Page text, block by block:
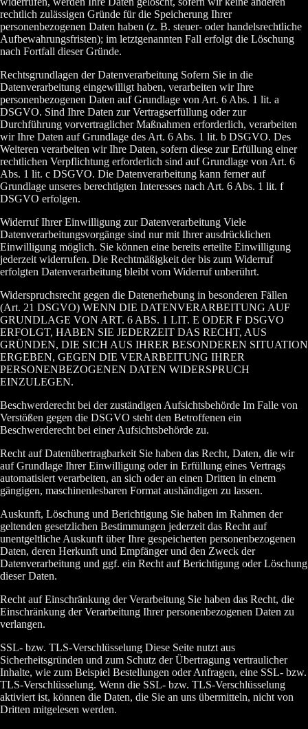
rechtlich zulässigen Gründe für die Speicherung Ihrer
personenbezogenen Daten haben (z. B. steuer- oder handelsrechtliche
Aufbewahrungsfristen); im letztgenannten Fall erfolgt die Löschung
nach Fortfall dieser Gründe.
Rechtsgrundlagen der Datenverarbeitung Sofern Sie in die
Datenverarbeitung eingewilligt haben, verarbeiten wir Ihre
personenbezogenen Daten auf Grundlage von Art. 6 Abs. 1 lit. a
DSGVO. Sind Ihre Daten zur Vertragserfüllung oder zur
Durchführung vorvertraglicher Maßnahmen erforderlich, verarbeiten
wir Ihre Daten auf Grundlage des Art. 6 Abs. 1 lit. b DSGVO. Des
Weiteren verarbeiten wir Ihre Daten, sofern diese zur Erfüllung einer
rechtlichen Verpflichtung erforderlich sind auf Grundlage von Art. 6
Abs. 1 lit. c DSGVO. Die Datenverarbeitung kann ferner auf
Grundlage unseres berechtigten Interesses nach Art. 6 Abs. 1 lit. f
DSGVO erfolgen.
Widerruf Ihrer Einwilligung zur Datenverarbeitung Viele
Datenverarbeitungsvorgänge sind nur mit Ihrer ausdrücklichen
Einwilligung möglich. Sie können eine bereits erteilte Einwilligung
jederzeit widerrufen. Die Rechtmäßigkeit der bis zum Widerruf
erfolgten Datenverarbeitung bleibt vom Widerruf unberührt.
Widerspruchsrecht gegen die Datenerhebung in besonderen Fällen
(Art. 21 DSGVO) WENN DIE DATENVERARBEITUNG AUF
GRUNDLAGE VON ART. 6 ABS. 1 LIT. E ODER F DSGVO
ERFOLGT, HABEN SIE JEDERZEIT DAS RECHT, AUS
GRÜNDEN, DIE SICH AUS IHRER BESONDEREN SITUATION
ERGEBEN, GEGEN DIE VERARBEITUNG IHRER
PERSONENBEZOGENEN DATEN WIDERSPRUCH
EINZULEGEN.
Beschwerderecht bei der zuständigen Aufsichtsbehörde Im Falle von
Verstößen gegen die DSGVO steht den Betroffenen ein
Beschwerderecht bei einer Aufsichtsbehörde zu.
Recht auf Datenübertragbarkeit Sie haben das Recht, Daten, die wir
auf Grundlage Ihrer Einwilligung oder in Erfüllung eines Vertrags
automatisiert verarbeiten, an sich oder an einen Dritten in einem
gängigen, maschinenlesbaren Format aushändigen zu lassen.
Auskunft, Löschung und Berichtigung Sie haben im Rahmen der
geltenden gesetzlichen Bestimmungen jederzeit das Recht auf
unentgeltliche Auskunft über Ihre gespeicherten personenbezogenen
Daten, deren Herkunft und Empfänger und den Zweck der
Datenverarbeitung und ggf. ein Recht auf Berichtigung oder Löschung
dieser Daten.
Recht auf Einschränkung der Verarbeitung Sie haben das Recht, die
Einschränkung der Verarbeitung Ihrer personenbezogenen Daten zu
verlangen.
SSL- bzw. TLS-Verschlüsselung Diese Seite nutzt aus
Sicherheitsgründen und zum Schutz der Übertragung vertraulicher
Inhalte, wie zum Beispiel Bestellungen oder Anfragen, eine SSL- bzw.
TLS-Verschlüsselung. Wenn die SSL- bzw. TLS-Verschlüsselung
aktiviert ist, können die Daten, die Sie an uns übermitteln, nicht von
Dritten mitgelesen werden.